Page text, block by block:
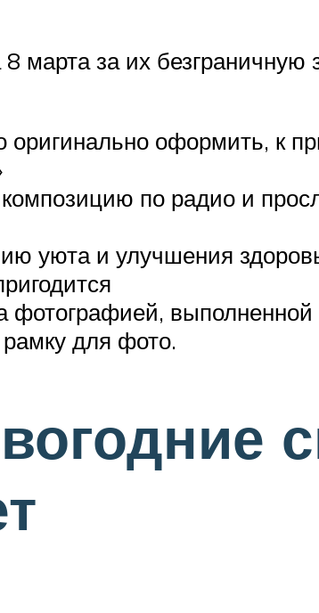
марта за их
оформить, к
по радио и
уюта и улучшения
фотографией,
для фото.